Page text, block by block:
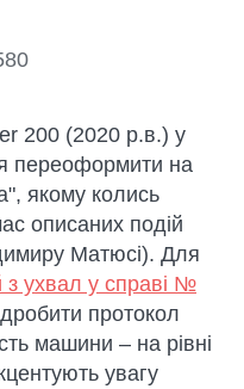
200 (2020 р.в.) у
переоформити на
якому колись
описаних подій
Матюсі). Для
з ухвал у справі №
протокол
машини – на рівні
увагу